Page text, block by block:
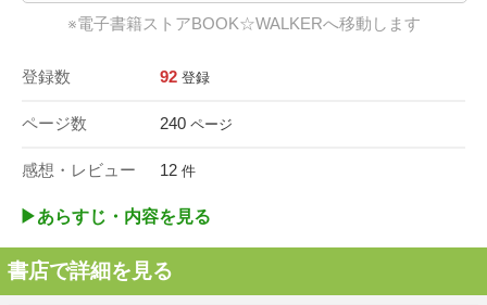
※電子書籍ストアBOOK☆WALKERへ移動します
登録数 92 登録
ページ数 240 ページ
感想・レビュー 12 件
▶︎あらすじ・内容を見る
書店で詳細を見る